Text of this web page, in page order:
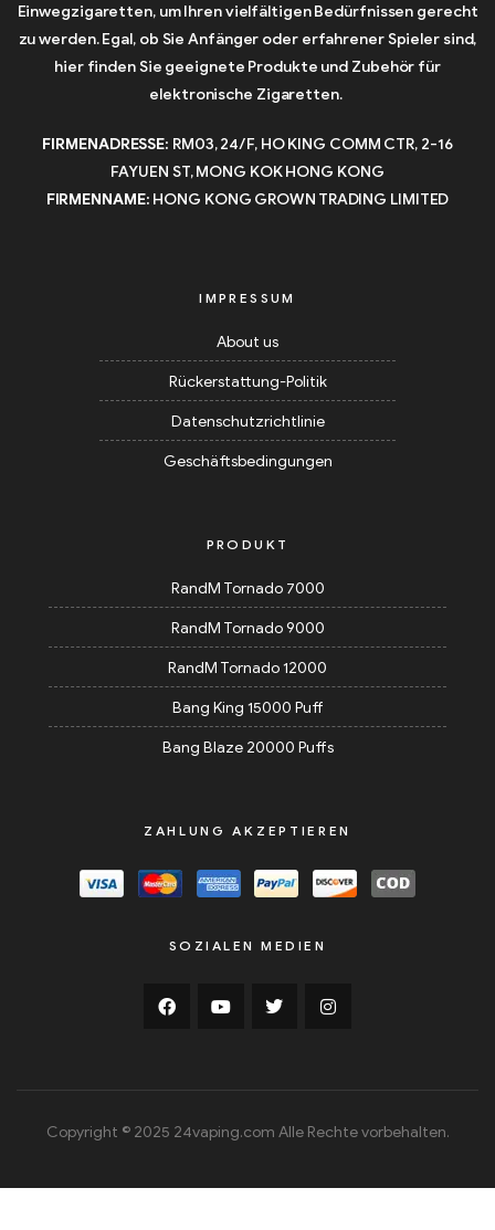
Einwegzigaretten, um Ihren vielfältigen Bedürfnissen gerecht
zu werden. Egal, ob Sie Anfänger oder erfahrener Spieler sind,
hier finden Sie geeignete Produkte und Zubehör für
elektronische Zigaretten.
FIRMENADRESSE: RM03, 24/F, HO KING COMM CTR, 2-16
FAYUEN ST, MONG KOK HONG KONG
FIRMENNAME: HONG KONG GROWN TRADING LIMITED
IMPRESSUM
About us
Rückerstattung-Politik
Datenschutzrichtlinie
Geschäftsbedingungen
PRODUKT
RandM Tornado 7000
RandM Tornado 9000
RandM Tornado 12000
Bang King 15000 Puff
Bang Blaze 20000 Puffs
ZAHLUNG AKZEPTIEREN
SOZIALEN MEDIEN
Copyright © 2025 24vaping.com Alle Rechte vorbehalten.